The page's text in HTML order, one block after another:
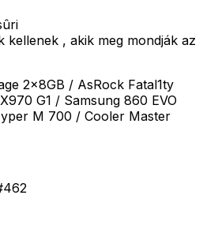
kellenek , akik meg mondják az
2x8GB / AsRock Fatal1ty
G1 / Samsung 860 EVO
M 700 / Cooler Master
462